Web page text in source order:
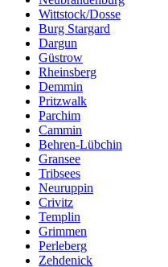
Wittstock/Dosse
Burg Stargard
Dargun
Güstrow
Rheinsberg
Demmin
Pritzwalk
Parchim
Cammin
Behren-Lübchin
Gransee
Tribsees
Neuruppin
Crivitz
Templin
Grimmen
Perleberg
Zehdenick